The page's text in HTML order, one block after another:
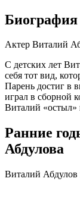
Биография
Актер Виталий
С детских лет
себя тот вид,
Парень достиг в
играл в сборной
Виталий «остыл»
Ранние
Абдулова
Виталий Абдулов